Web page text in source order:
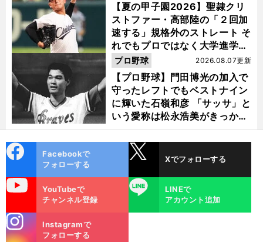
【夏の甲子園2026】聖隷クリ
ストファー・高部陸の「２回加
速する」規格外のストレート そ
れでもプロではなく大学進学を
選ぶ理由
【プロ野球】門田博光の加入で
守ったレフトでもベストナイン
に輝いた石嶺和彦 「サッサ」と
いう愛称は松永浩美がきっか
け？
2026.08.07更新
プロ野球
ok
Facebookで
フォローする
Xでフォローする
YouTubeで
チャンネル登録
LINE
LINEで
アカウント追加
m
Instagramで
フォローする